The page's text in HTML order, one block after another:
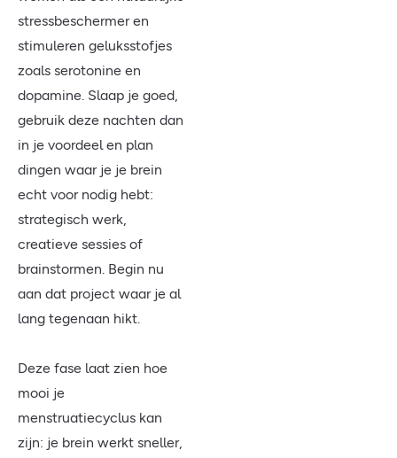
stressbeschermer en
stimuleren geluksstofjes
zoals serotonine en
dopamine. Slaap je goed,
gebruik deze nachten dan
in je voordeel en plan
dingen waar je je brein
echt voor nodig hebt:
strategisch werk,
creatieve sessies of
brainstormen. Begin nu
aan dat project waar je al
lang tegenaan hikt.
Deze fase laat zien hoe
mooi je
menstruatiecyclus kan
zijn: je brein werkt sneller,